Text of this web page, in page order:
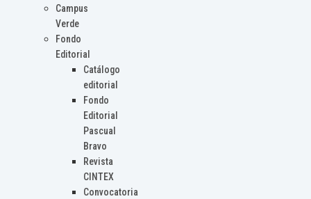
Campus
Verde
Fondo
Editorial
Catálogo
editorial
Fondo
Editorial
Pascual
Bravo
Revista
CINTEX
Convocatoria